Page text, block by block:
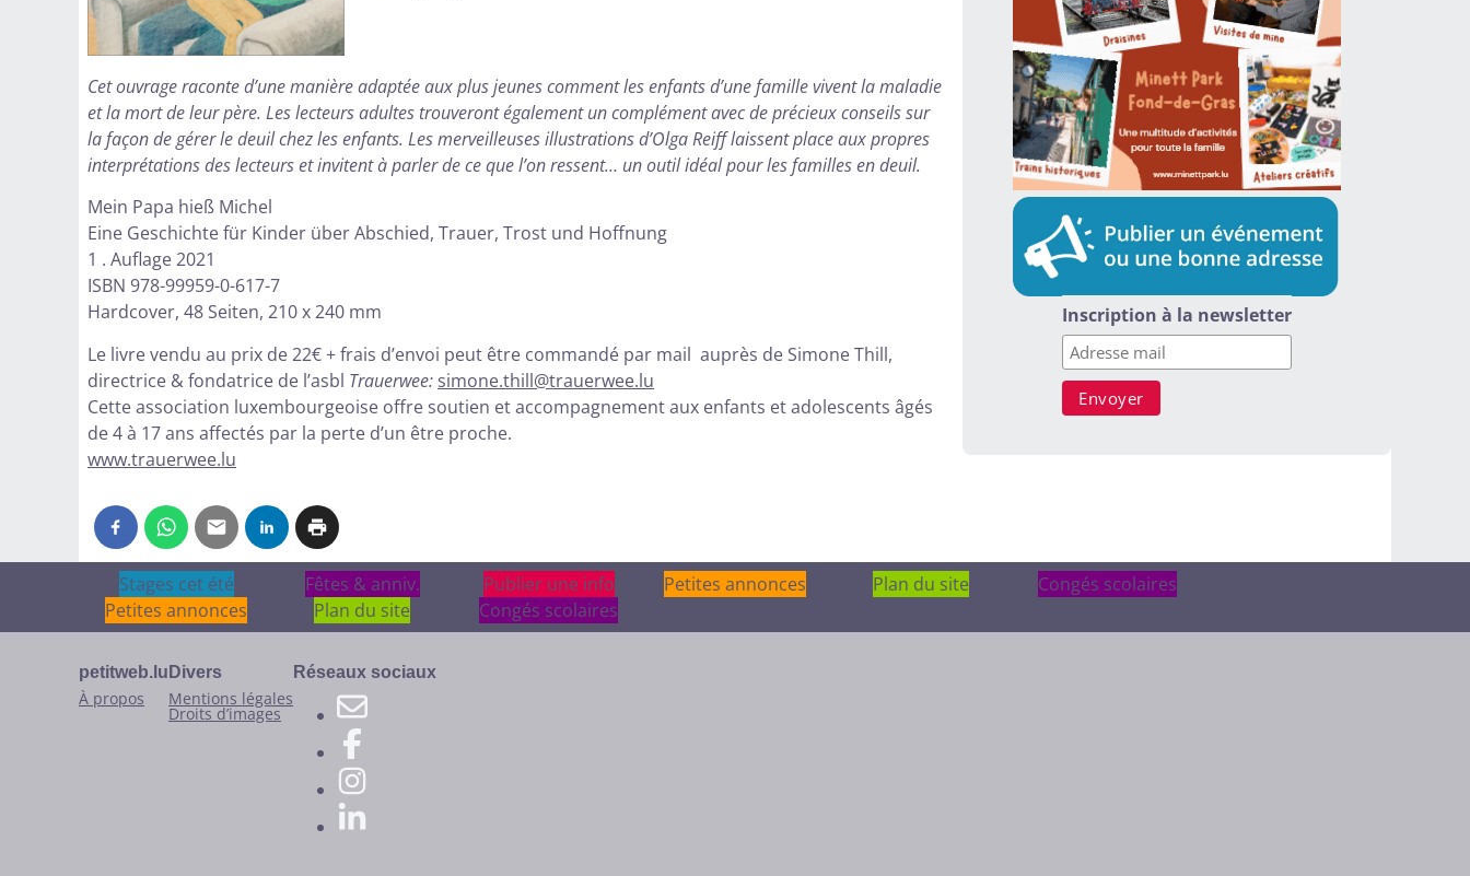
Cet ouvrage raconte d’une manière adaptée aux plus jeunes comment les enfants d’une famille vivent la maladie
et la mort de leur père. Les lecteurs adultes trouveront également un complément avec de précieux conseils sur
la façon de gérer le deuil chez les enfants. Les merveilleuses illustrations d’Olga Reiff laissent place aux propres
interprétations des lecteurs et invitent à parler de ce que l’on ressent… un outil idéal pour les familles en deuil.
Mein Papa hieß Michel
Eine Geschichte für Kinder über Abschied, Trauer, Trost und Hoffnung
1 . Auflage 2021
ISBN 978-99959-0-617-7
Hardcover, 48 Seiten, 210 x 240 mm
Le livre vendu au prix de 22€ + frais d’envoi peut être commandé par mail auprès de Simone Thill,
directrice & fondatrice de l’asbl Trauerwee: simone.thill@trauerwee.lu
Cette association luxembourgeoise offre soutien et accompagnement aux enfants et adolescents âgés
de 4 à 17 ans affectés par la perte d’un être proche.
www.trauerwee.lu
Inscription à la newsletter
Stages cet été
Stages cet été Fêtes & anniv.
Fêtes & anniv. Publier une info
Publier une info
Petites annonces
Petites annonces
Plan du site
Plan du site
Congés scolaires
Congés scolaires
petitweb.lu
À propos
Divers
Mentions légales
Droits d’images
Réseaux sociaux